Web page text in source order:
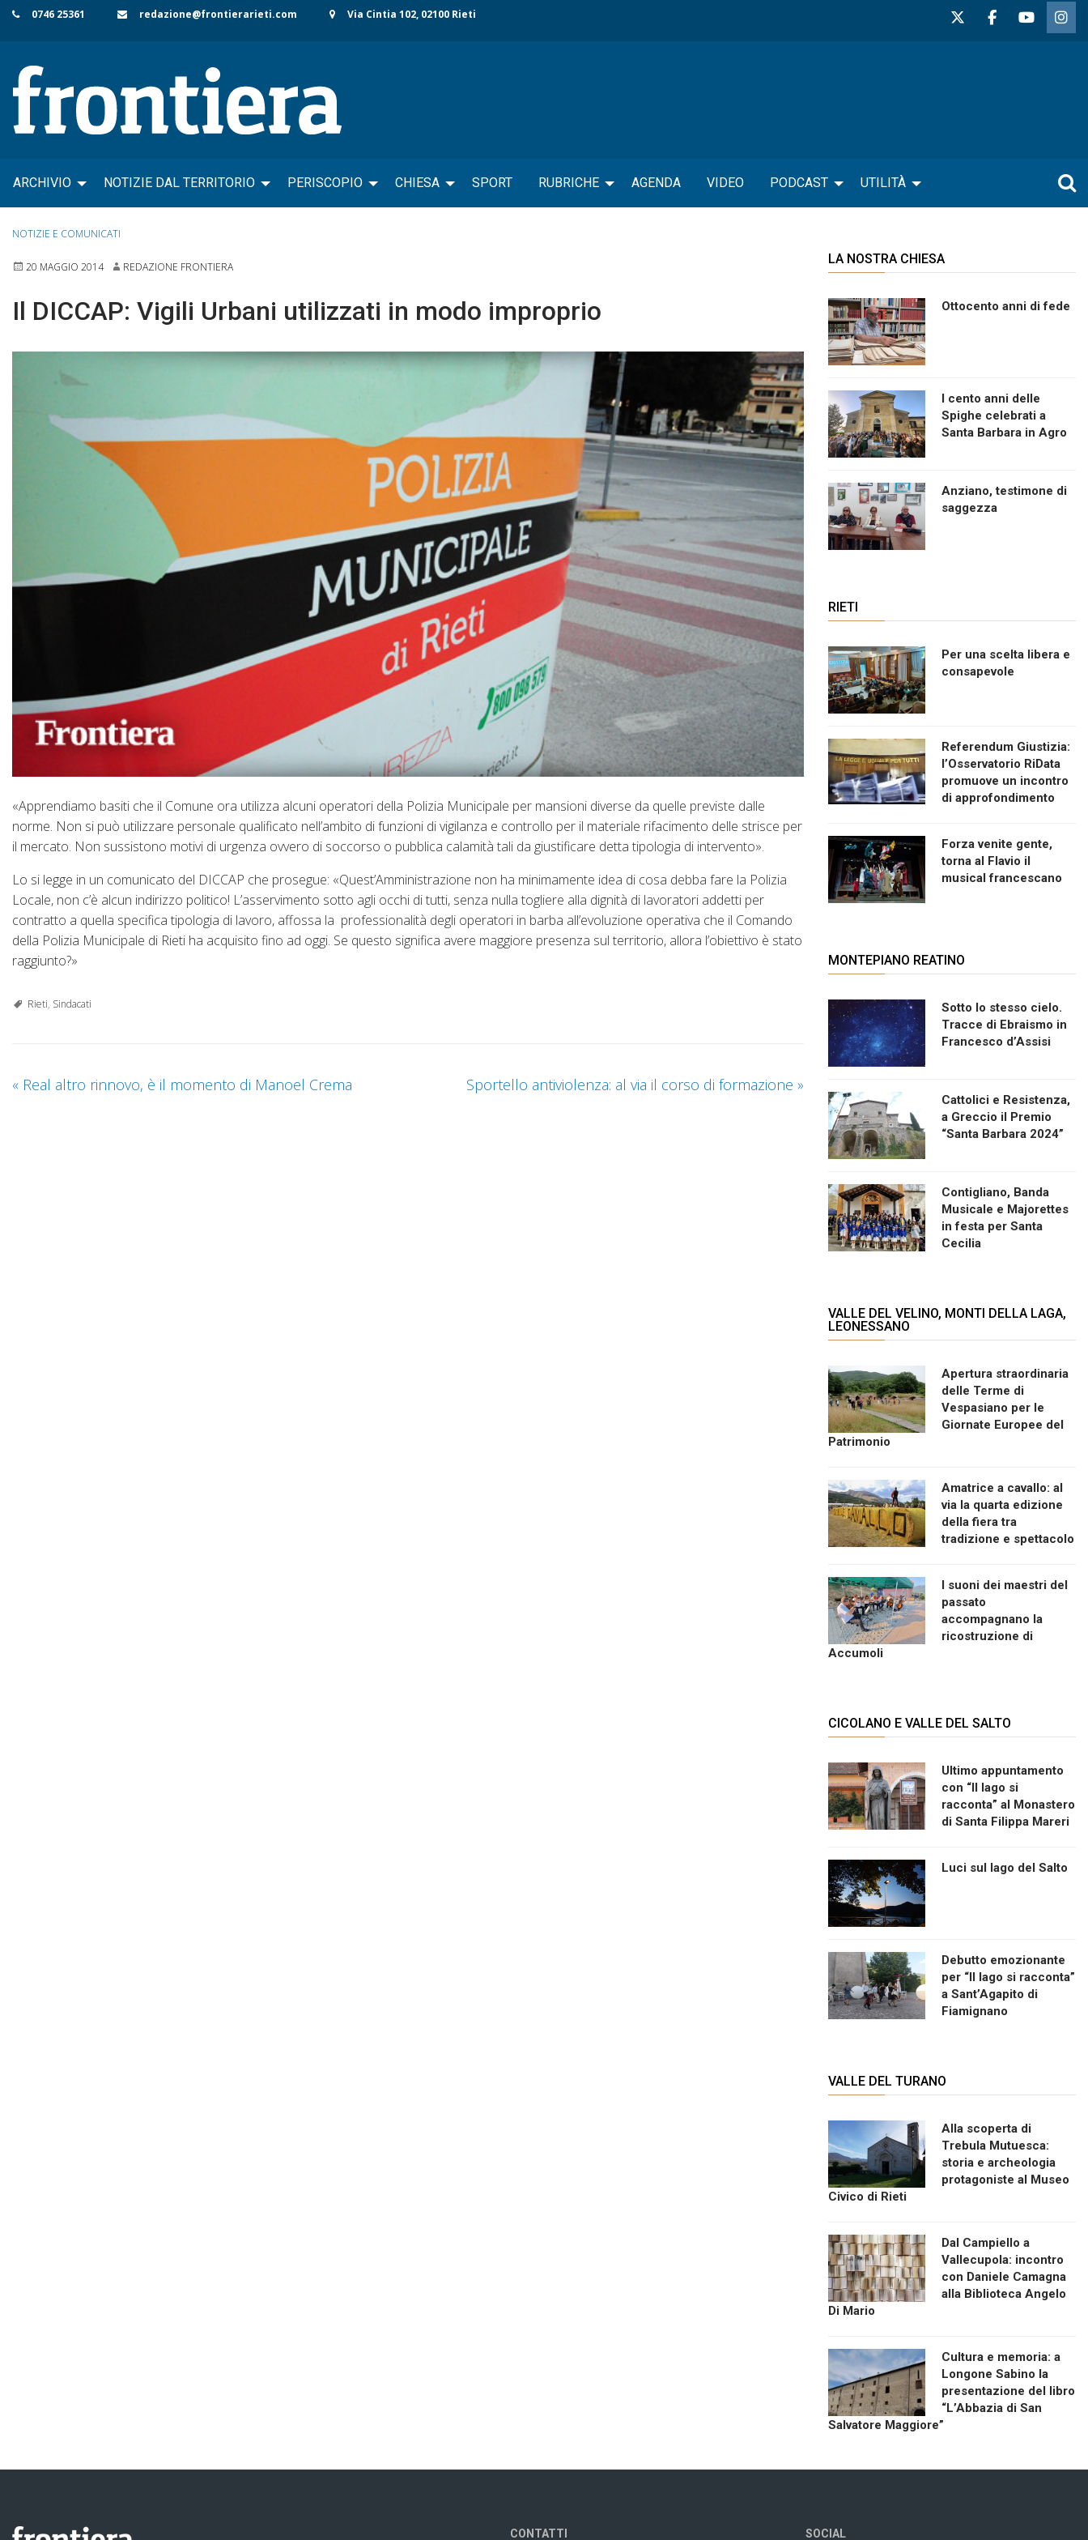
Skip
content
0746 25361 redazione@frontierarieti.com Via Cintia 102, 02100 Rieti
ARCHIVIO NOTIZIE DAL TERRITORIO PERISCOPIO CHIESA SPORT RUBRICHE AGENDA VIDEO PODCAST UTILITÀ
NOTIZIE E COMUNICATI
20 MAGGIO 2014 REDAZIONE FRONTIERA
Il DICCAP: Vigili Urbani utilizzati in modo improprio
«Apprendiamo basiti che il Comune ora utilizza alcuni operatori della Polizia Municipale per mansioni diverse da quelle previste dalle
norme. Non si può utilizzare personale qualificato nell’ambito di funzioni di vigilanza e controllo per il materiale rifacimento delle strisce per
il mercato. Non sussistono motivi di urgenza ovvero di soccorso o pubblica calamità tali da giustificare detta tipologia di intervento».
Lo si legge in un comunicato del DICCAP che prosegue: «Quest’Amministrazione non ha minimamente idea di cosa debba fare la Polizia
Locale, non c’è alcun indirizzo politico! L’asservimento sotto agli occhi di tutti, senza nulla togliere alla dignità di lavoratori addetti per
contratto a quella specifica tipologia di lavoro, affossa la professionalità degli operatori in barba all’evoluzione operativa che il Comando
della Polizia Municipale di Rieti ha acquisito fino ad oggi. Se questo significa avere maggiore presenza sul territorio, allora l’obiettivo è stato
raggiunto?»
Rieti, Sindacati
« Real altro rinnovo, è il momento di Manoel Crema Sportello antiviolenza: al via il corso di formazione »
LA NOSTRA CHIESA
Ottocento anni di fede
I cento anni delle
Spighe celebrati a
Santa Barbara in Agro
Anziano, testimone di
saggezza
RIETI
Per una scelta libera e
consapevole
Referendum Giustizia:
l’Osservatorio RiData
promuove un incontro
di approfondimento
Forza venite gente,
torna al Flavio il
musical francescano
MONTEPIANO REATINO
Sotto lo stesso cielo.
Tracce di Ebraismo in
Francesco d’Assisi
Cattolici e Resistenza,
a Greccio il Premio
“Santa Barbara 2024”
Contigliano, Banda
Musicale e Majorettes
in festa per Santa
Cecilia
VALLE DEL VELINO, MONTI DELLA LAGA,
LEONESSANO
Apertura straordinaria
delle Terme di
Vespasiano per le
Giornate Europee del
Patrimonio
Amatrice a cavallo: al
via la quarta edizione
della fiera tra
tradizione e spettacolo
I suoni dei maestri del
passato
accompagnano la
ricostruzione di
Accumoli
CICOLANO E VALLE DEL SALTO
Ultimo appuntamento
con “Il lago si
racconta” al Monastero
di Santa Filippa Mareri
Luci sul lago del Salto
Debutto emozionante
per “Il lago si racconta”
a Sant’Agapito di
Fiamignano
VALLE DEL TURANO
Alla scoperta di
Trebula Mutuesca:
storia e archeologia
protagoniste al Museo
Civico di Rieti
Dal Campiello a
Vallecupola: incontro
con Daniele Camagna
alla Biblioteca Angelo
Di Mario
Cultura e memoria: a
Longone Sabino la
presentazione del libro
“L’Abbazia di San
Salvatore Maggiore”
CONTATTI SOCIAL